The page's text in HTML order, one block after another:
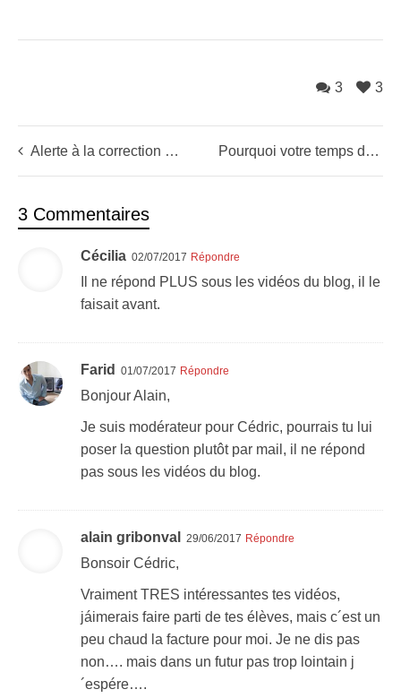
3
3
Alerte à la correction des bourses (+2 conseils) Pourquoi votre temps d’attention est une denrée rare
3 Commentaires
Cécilia 02/07/2017 Répondre
Il ne répond PLUS sous les vidéos du blog, il le
faisait avant.
Farid 01/07/2017 Répondre
Bonjour Alain,
Je suis modérateur pour Cédric, pourrais tu lui
poser la question plutôt par mail, il ne répond
pas sous les vidéos du blog.
alain gribonval 29/06/2017 Répondre
Bonsoir Cédric,
Vraiment TRES intéressantes tes vidéos,
jáimerais faire parti de tes élèves, mais c´est un
peu chaud la facture pour moi. Je ne dis pas
non…. mais dans un futur pas trop lointain j
´espére….